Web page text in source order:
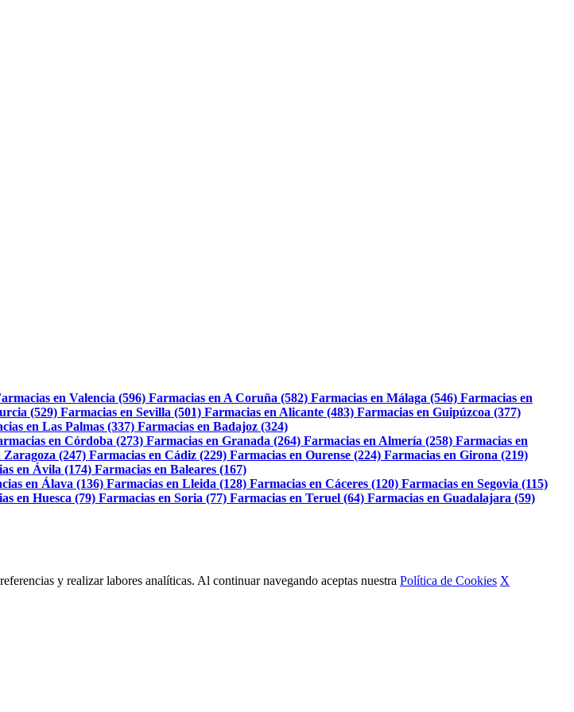
en Valencia (596) Farmacias en A Coruña (582) Farmacias en Málaga (546) Farmacias en
(529) Farmacias en Sevilla (501) Farmacias en Alicante (483) Farmacias en Guipúzcoa (377)
en Las Palmas (337) Farmacias en Badajoz (324)
en Córdoba (273) Farmacias en Granada (264) Farmacias en Almería (258) Farmacias en
Zaragoza (247) Farmacias en Cádiz (229) Farmacias en Ourense (224) Farmacias en Girona (219)
en Ávila (174) Farmacias en Baleares (167)
en Álava (136) Farmacias en Lleida (128) Farmacias en Cáceres (120) Farmacias en Segovia (115)
en Huesca (79) Farmacias en Soria (77) Farmacias en Teruel (64) Farmacias en Guadalajara (59)
y realizar labores analíticas. Al continuar navegando aceptas nuestra Política de Cookies X